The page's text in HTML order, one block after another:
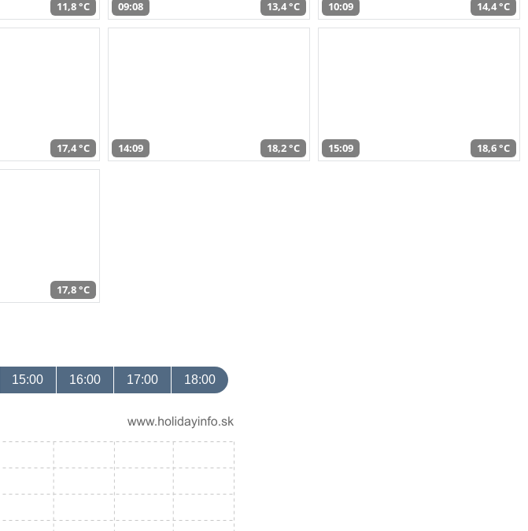
11,8 °C 09:08 13,4 °C 10:09 14,4 °C
17,4 °C 14:09 18,2 °C 15:09 18,6 °C
17,8 °C
15:00 16:00 17:00 18:00